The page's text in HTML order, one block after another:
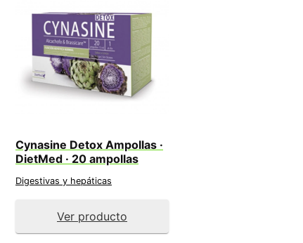
Cynasine Detox Ampollas ·
DietMed · 20 ampollas
Digestivas y hepáticas
Ver producto